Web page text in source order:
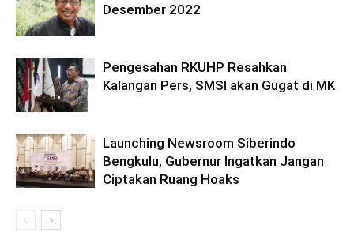
Desember 2022
Pengesahan RKUHP Resahkan
Kalangan Pers, SMSI akan Gugat di MK
Launching Newsroom Siberindo
Bengkulu, Gubernur Ingatkan Jangan
Ciptakan Ruang Hoaks